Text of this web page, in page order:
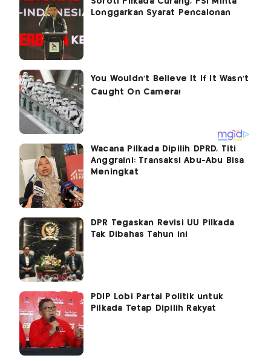
Longgarkan Syarat Pencalonan
Wacana Pilkada Dipilih DPRD, Titi
Anggraini: Transaksi Abu-Abu Bisa
Meningkat
DPR Tegaskan Revisi UU Pilkada
Tak Dibahas Tahun ini
PDIP Lobi Partai Politik untuk
Pilkada Tetap Dipilih Rakyat